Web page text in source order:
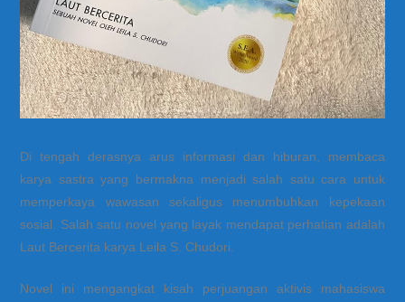
Di tengah derasnya arus informasi dan hiburan, membaca
karya sastra yang bermakna menjadi salah satu cara untuk
memperkaya wawasan sekaligus menumbuhkan kepekaan
sosial. Salah satu novel yang layak mendapat perhatian adalah
Laut Bercerita karya Leila S. Chudori.
Novel ini mengangkat kisah perjuangan aktivis mahasiswa